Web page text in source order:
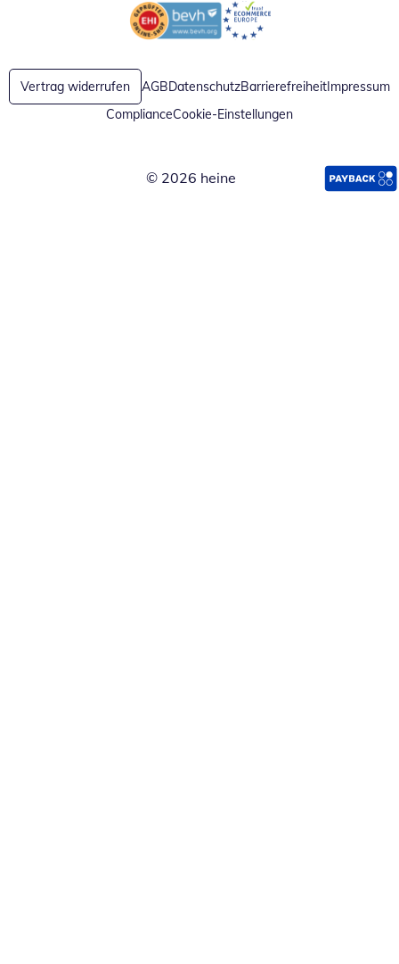
Öffnet in neuem FensterÖffnet in neuem Fenster
Vertrag widerrufen AGBDatenschutzBarrierefreiheitImpressum
ComplianceCookie-Einstellungen
© 2026 heine